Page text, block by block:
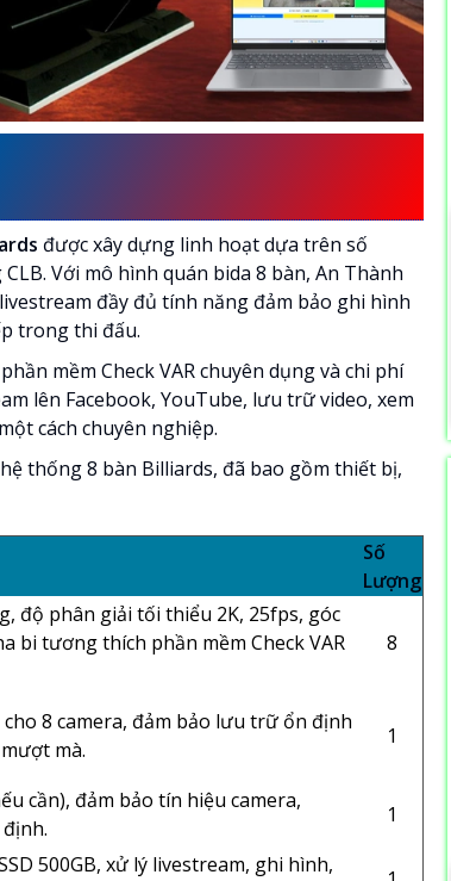
được xây dựng linh hoạt dựa trên số
Với mô hình quán bida 8 bàn, An Thành
đầy đủ tính năng đảm bảo ghi hình
trong thi đấu.
mềm Check VAR chuyên dụng và chi phí
lên Facebook, YouTube, lưu trữ video, xem
cách chuyên nghiệp.
thống 8 bàn Billiards, đã bao gồm thiết bị,
Số
Lượng
độ phân giải tối thiểu 2K, 25fps, góc
bi tương thích phần mềm Check VAR
8
8 camera, đảm bảo lưu trữ ổn định
mà.
1
cần), đảm bảo tín hiệu camera,
1
500GB, xử lý livestream, ghi hình,